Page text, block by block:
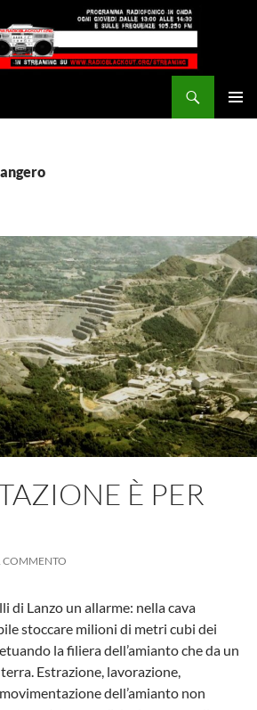
È PER
COMMENTO
di Lanzo un allarme: nella cava
stoccare milioni di metri cubi dei
la filiera dell’amianto che da un
Estrazione, lavorazione,
dell’amianto non